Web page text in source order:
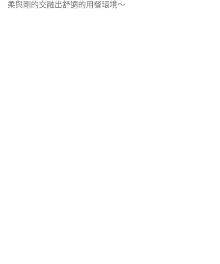
柔與剛的交融出舒適的用餐環境～